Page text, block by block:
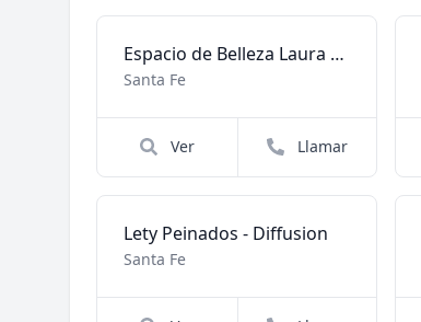
Espacio de Belleza Laura Audisio
Santa Fe
Ver Llamar
Lety Peinados - Diffusion
Santa Fe